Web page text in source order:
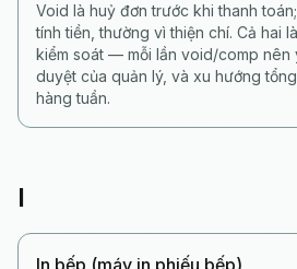
Void là huỷ đơn trước khi thanh
tính tiền, thường vì thiện chí. Cả hai
kiểm soát — mỗi lần void/comp nên
duyệt của quản lý, và xu hướng
hàng tuần.
I
In bếp (máy in phiếu bếp)